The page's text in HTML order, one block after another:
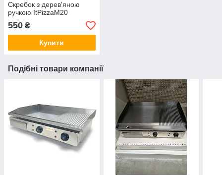
Скребок з дерев'яною
ручкою ItPizzaM20
550 ₴
Купити
Подібні товари компанії